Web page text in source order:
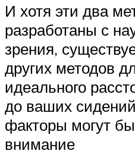
И хотя эти два
разработаны с
зрения,
других методов
идеального
до ваших
факторы могут
внимание